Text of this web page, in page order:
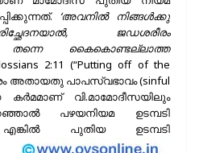
‘അവനിൽ നിങ്ങൾക്കു
ജഡശരീരം
തന്നെ കൈകൊണ്ടല്ലാത്ത
2:11 (“Putting off of the
അതായതു പാപസ്വഭാവം (sinful
വി.മാമോദീസയിലും
പഴയനിയമ ഉടമ്പടി
എങ്കിൽ പുതിയ ഉടമ്പടി